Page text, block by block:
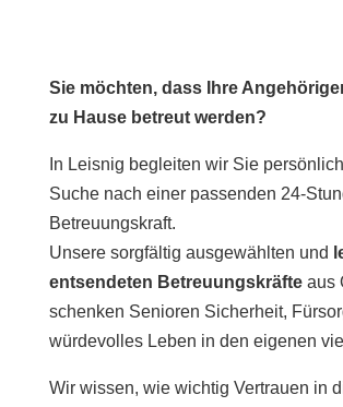
Sie möchten, dass Ihre
zu Hause betreut werden?
In Leisnig begleiten wir Sie
Suche nach einer passenden 24-
Betreuungskraft.
Unsere sorgfältig ausgewählten und
entsendeten Betreuungskräfteaus
schenken Senioren Sicherheit,
würdevolles Leben in den eigenen
Wir wissen, wie wichtig Vertrauen in